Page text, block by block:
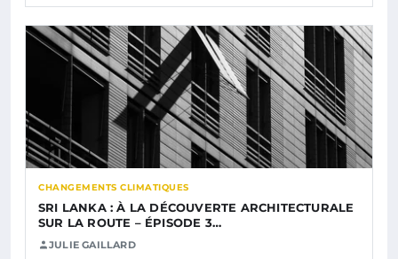
CHANGEMENTS CLIMATIQUES
SRI LANKA : À LA DÉCOUVERTE ARCHITECTURALE
SUR LA ROUTE – ÉPISODE 3…
JULIE GAILLARD